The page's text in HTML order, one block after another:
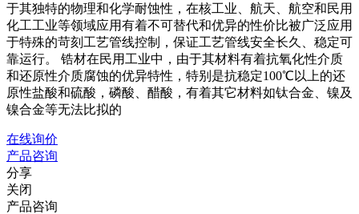
于其独特的物理和化学耐蚀性，在核工业、航天、航空和民用
化工工业等领域应用有着不可替代和优异的性价比被广泛应用
于特殊的苛刻工艺管线控制，保证工艺管线安全长久、稳定可
靠运行。 锆材在民用工业中，由于其材料有着抗氧化性介质
和还原性介质腐蚀的优异特性，特别是抗稳定100℃以上的还
原性盐酸和硫酸，磷酸、醋酸，有着其它材料如钛合金、镍及
镍合金等无法比拟的
在线询价
产品咨询
分享
关闭
产品咨询